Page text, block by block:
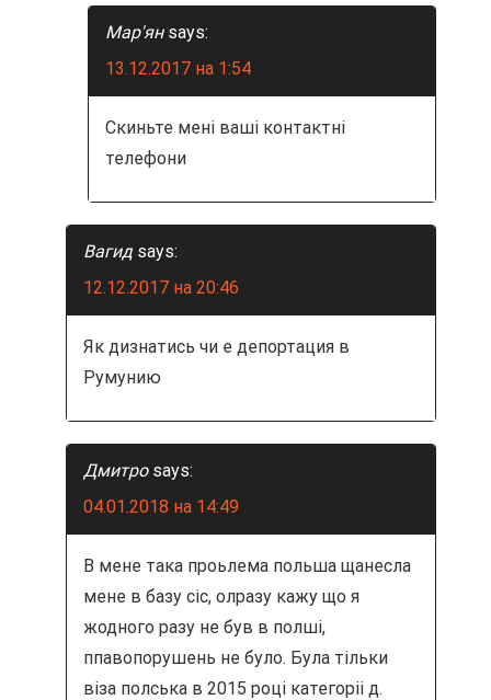
Мар'ян says:
13.12.2017 на 1:54
Скиньте мені ваші контактні
телефони
Вагид says:
12.12.2017 на 20:46
Як дизнатись чи е депортация в
Румунию
Дмитро says:
04.01.2018 на 14:49
В мене така проьлема польша щанесла
мене в базу сіс, олразу кажу що я
жодного разу не був в полші,
ппавопорушень не було. Була тільки
віза полська в 2015 році категоріі д.